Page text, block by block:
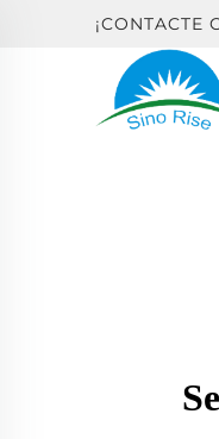
¡CONTACTE